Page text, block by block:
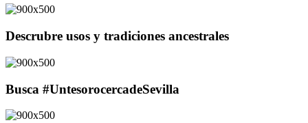
Descrubre usos y tradiciones ancestrales
Busca #UntesorocercadeSevilla